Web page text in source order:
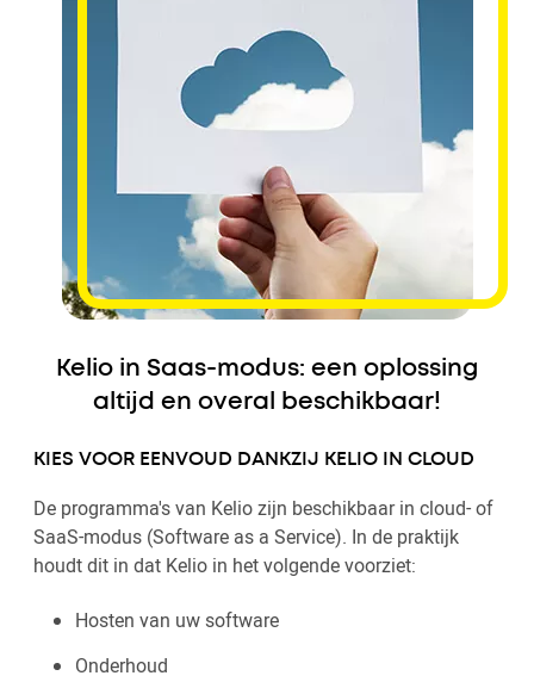
Kelio in Saas-modus: een oplossing
altijd en overal beschikbaar!
KIES VOOR EENVOUD DANKZIJ KELIO IN CLOUD
De programma's van Kelio zijn beschikbaar in cloud- of
SaaS-modus (Software as a Service). In de praktijk
houdt dit in dat Kelio in het volgende voorziet:
Hosten van uw software
Onderhoud